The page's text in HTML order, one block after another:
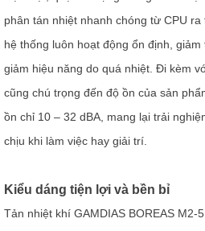
phân tán nhiệt nhanh chóng từ CPU
hệ thống luôn hoạt động ổn định,
giảm hiệu năng do quá nhiệt. Đi kèm
cũng chú trọng đến độ ồn của sản
ồn chỉ 10 – 32 dBA, mang lại trải
chịu khi làm việc hay giải trí.
Kiểu dáng tiện lợi và bền bỉ
Tản nhiệt khí GAMDIAS BOREAS